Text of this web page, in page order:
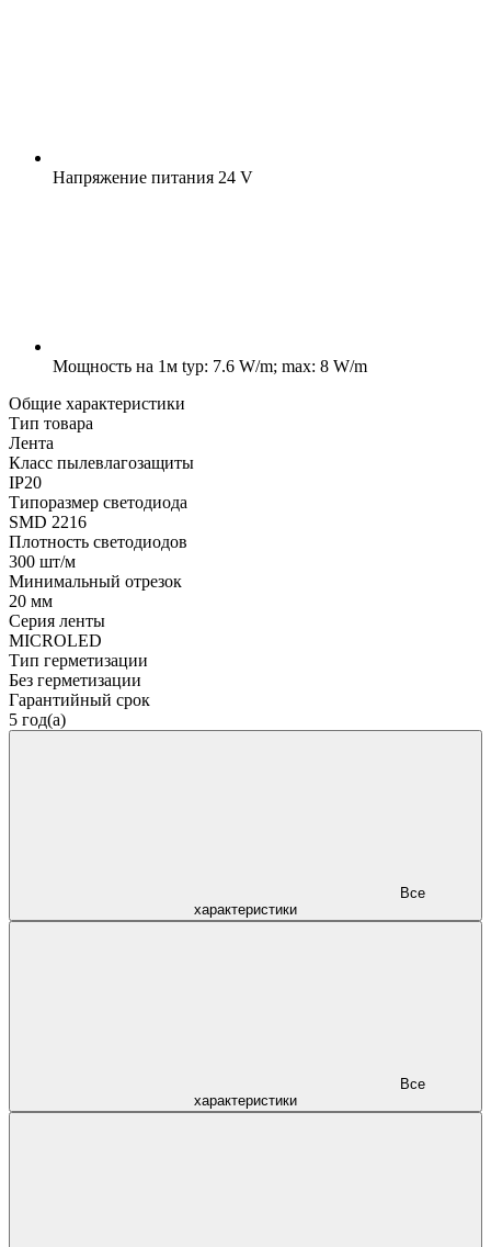
Напряжение питания 24 V
Мощность на 1м typ: 7.6 W/m; max: 8 W/m
Общие характеристики
Тип товара
Лента
Класс пылевлагозащиты
IP20
Типоразмер светодиода
SMD 2216
Плотность светодиодов
300 шт/м
Минимальный отрезок
20 мм
Серия ленты
MICROLED
Тип герметизации
Без герметизации
Гарантийный срок
5 год(а)
характеристики
характеристики